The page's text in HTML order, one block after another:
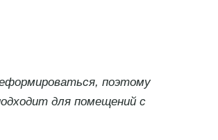
поэтому
для помещений с